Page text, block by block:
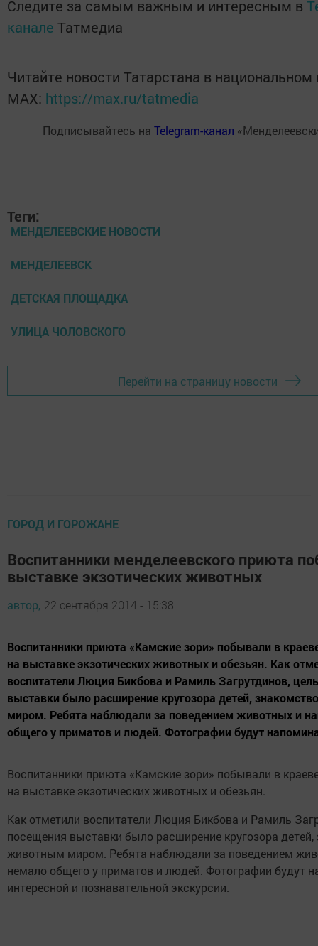
Следите за самым важным и интересным в
канале Татмедиа
Читайте новости Татарстана в
MАХ: https://max.ru/tatmedia
Подписывайтесь на Telegram-канал
Теги:
МЕНДЕЛЕЕВСКИЕ НОВОСТИ
МЕНДЕЛЕЕВСК
ДЕТСКАЯ ПЛОЩАДКА
УЛИЦА ЧОЛОВСКОГО
Перейти на страницу новости
ГОРОД И ГОРОЖАНЕ
Воспитанники менделеевского приюта
выставке экзотических животных
автор, 22 сентября 2014 - 15:38
Воспитанники приюта «Камские зори» побывали в
на выставке экзотических животных и обезьян. Как
воспитатели Люция Бикбова и Рамиль Загрутдинов,
выставки было расширение кругозора детей,
миром. Ребята наблюдали за поведением животных и
общего у приматов и людей. Фотографии будут
Воспитанники приюта «Камские зори» побывали в
на выставке экзотических животных и обезьян.
Как отметили воспитатели Люция Бикбова и Рамиль
посещения выставки было расширение кругозора детей,
животным миром. Ребята наблюдали за поведением
немало общего у приматов и людей. Фотографии будут
интересной и познавательной экскурсии.